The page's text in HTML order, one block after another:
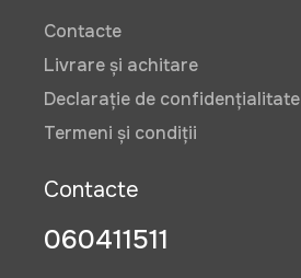
Contacte
Livrare și achitare
Declarație de confidențialitate
Termeni și condiții
Contacte
060411511